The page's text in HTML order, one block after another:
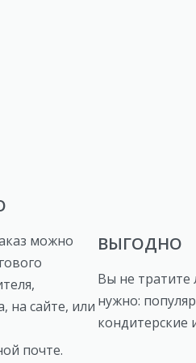
можно
на сайте, или
почте.
ВЫГОДНО
Вы не тратите
нужно:
кондитерские